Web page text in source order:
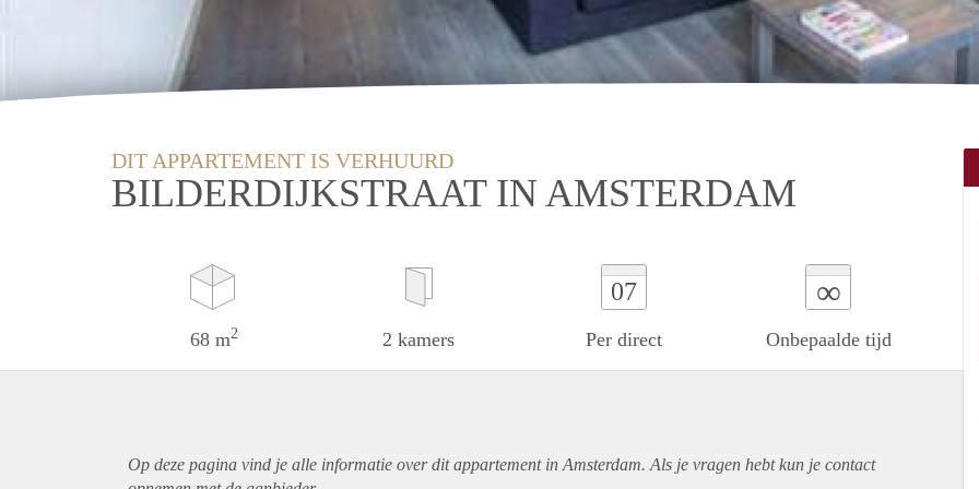
DIT APPARTEMENT IS VERHUURD
BILDERDIJKSTRAAT IN AMSTERDAM
68 m2 2 kamers
07
Per direct
∞
Onbepaalde tijd
Op deze pagina vind je alle informatie over ditappartementin Amsterdam. Als je vragen hebt kun je contact